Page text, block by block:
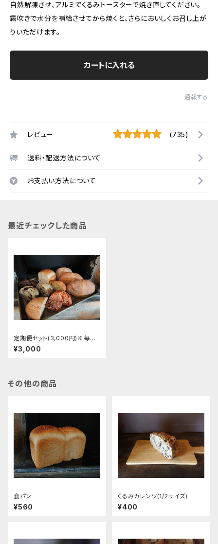
自然解凍させ、アルミでくるみトースターで焼き直してください。
霧吹きで水分を補給させてから焼くと、さらにおいしくお召し上が
りいただけます。
カートに入れる
通報する
レビュー (735)
送料・配送方法について
お支払い方法について
最近チェックした商品
定期便セット(3,000円)※毎月
お届け※
¥3,000
その他の商品
食パン
¥560
くるみカレンツ(1/2サイズ)
¥400